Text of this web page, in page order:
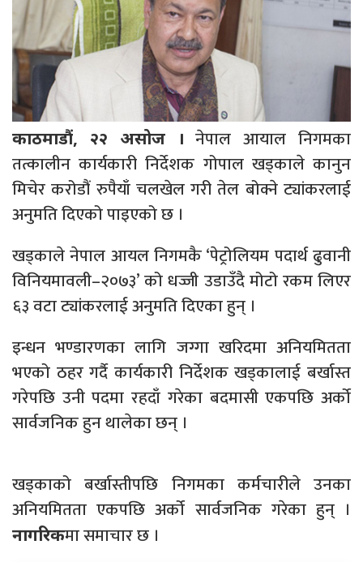
काठमाडौं, २२ असोज । नेपाल आयाल निगमका
तत्कालीन कार्यकारी निर्देशक गोपाल खड्काले कानुन
मिचेर करोडौं रुपैयाँ चलखेल गरी तेल बोक्ने ट्यांकरलाई
अनुमति दिएको पाइएको छ ।
खड्काले नेपाल आयल निगमकै ‘पेट्रोलियम पदार्थ ढुवानी
विनियमावली–२०७३’ को धज्जी उडाउँदै मोटो रकम लिएर
६३ वटा ट्यांकरलाई अनुमति दिएका हुन् ।
इन्धन भण्डारणका लागि जग्गा खरिदमा अनियमितता
भएको ठहर गर्दै कार्यकारी निर्देशक खड्कालाई बर्खास्त
गरेपछि उनी पदमा रहदाँ गरेका बदमासी एकपछि अर्को
सार्वजनिक हुन थालेका छन् ।
खड्काको बर्खास्तीपछि निगमका कर्मचारीले उनका
अनियमितता एकपछि अर्को सार्वजनिक गरेका हुन् ।
नागरिकमा समाचार छ ।